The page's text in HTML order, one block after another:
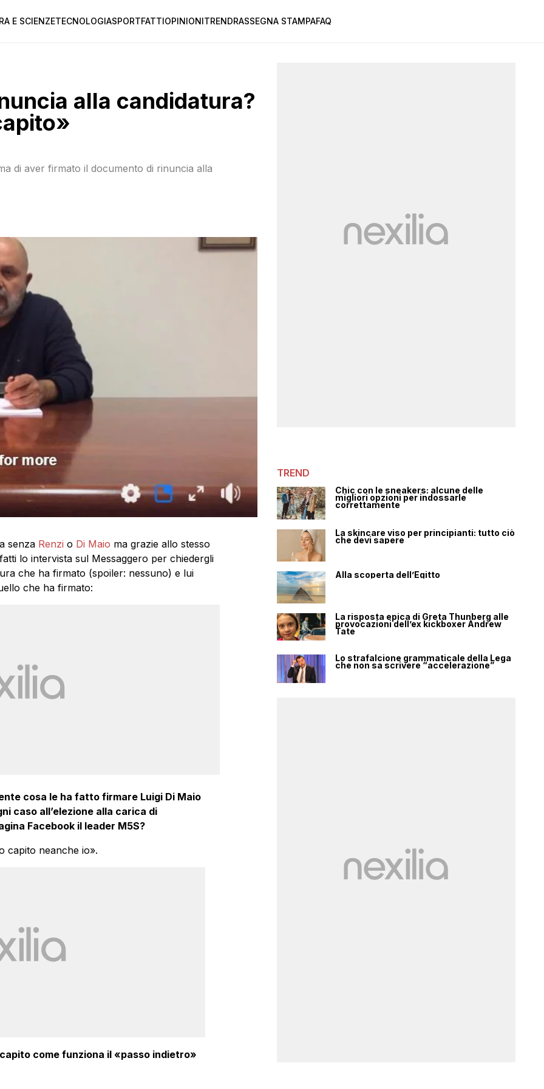
E SCIENZETECNOLOGIASPORTFATTIOPINIONITRENDRASSEGNA STAMPAFAQ
alla candidatura?
di aver firmato il documento di rinuncia alla
senza Renzi o Di Maio ma grazie allo stesso
lo intervista sul Messaggero per chiedergli
che ha firmato (spoiler: nessuno) e lui
che ha firmato:
cosa le ha fatto firmare Luigi Di Maio
caso all’elezione alla carica di
Facebook il leader M5S?
capito neanche io».
come funziona il «passo indietro»
TREND
Chic con le sneakers: alcune delle
migliori opzioni per indossarle
correttamente
La skincare viso per principianti: tutto ciò
che devi sapere
Alla scoperta dell’Egitto
La risposta epica di Greta Thunberg alle
provocazioni dell’ex kickboxer Andrew
Tate
Lo strafalcione grammaticale della Lega
che non sa scrivere “accelerazione”